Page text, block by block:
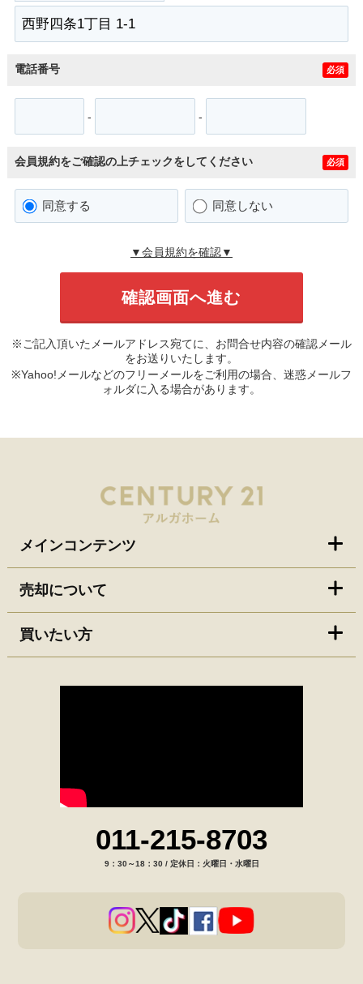
電話番号 必須
- -
会員規約をご確認の上チェックをしてください 必須
同意する 同意しない
▼会員規約を確認▼
※ご記入頂いたメールアドレス宛てに、お問合せ内容の確認メール
をお送りいたします。
※Yahoo!メールなどのフリーメールをご利用の場合、迷惑メールフ
ォルダに入る場合があります。
メインコンテンツ
売却について
買いたい方
011-215-8703
9：30～18：30 / 定休日：火曜日・水曜日